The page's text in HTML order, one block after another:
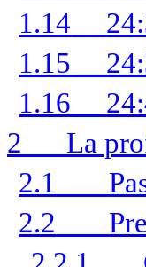
1.14
1.15
1.16
2
La
2.1
2.2